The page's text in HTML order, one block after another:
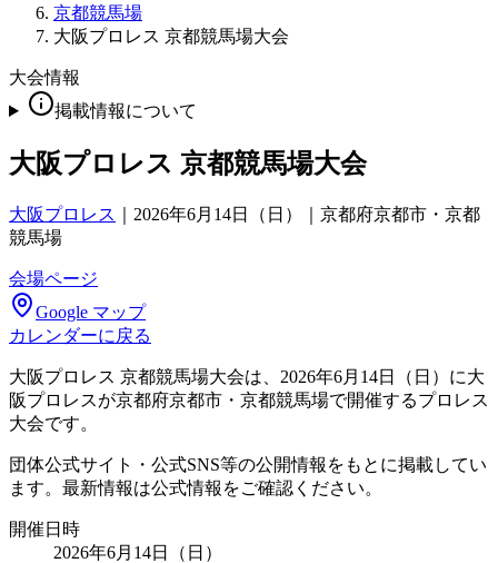
京都競馬場
大阪プロレス 京都競馬場大会
大会情報
掲載情報について
大阪プロレス 京都競馬場大会
大阪プロレス
2026年6月14日（日）｜京都府京都市・京都
競馬場
会場ページ
Google マップ
カレンダーに戻る
大阪プロレス 京都競馬場大会は、2026年6月14日（日）に大
阪プロレスが京都府京都市・京都競馬場で開催するプロレス
大会です。
団体公式サイト・公式SNS等の公開情報をもとに掲載してい
ます。最新情報は公式情報をご確認ください。
開催日時
2026年6月14日（日）